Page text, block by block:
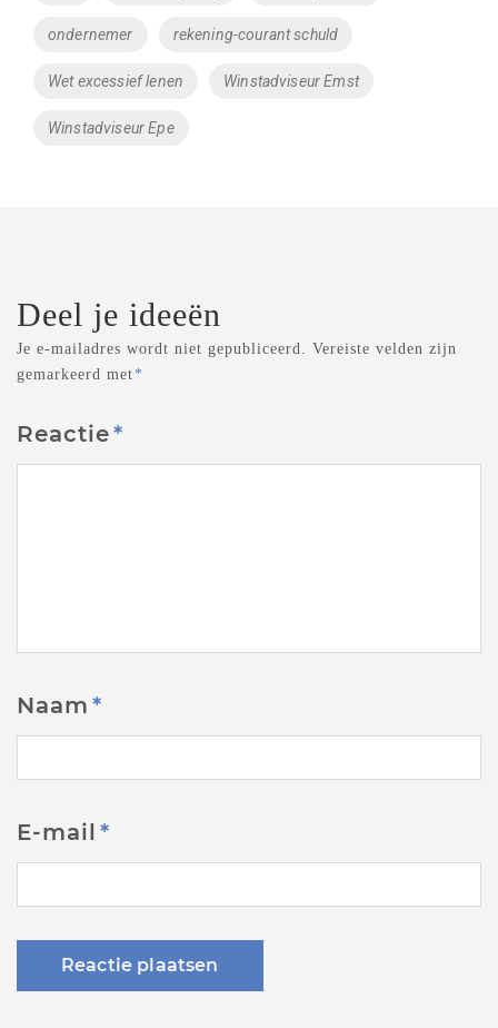
ondernemer rekening-courant schuld
Wet excessief lenen Winstadviseur Emst
Winstadviseur Epe
Deel je ideeën
Je e-mailadres wordt niet gepubliceerd.
Vereiste velden zijn
gemarkeerd met*
Reactie*
Naam*
E-mail*